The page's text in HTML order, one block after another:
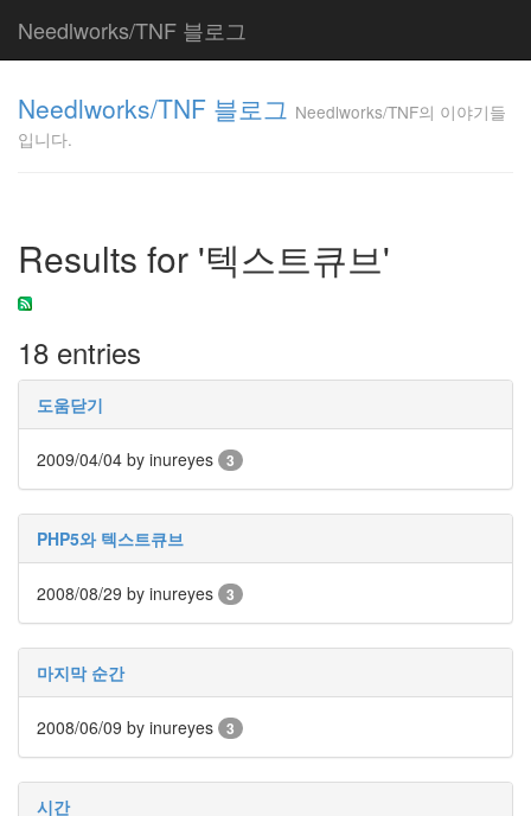
Needlworks/TNF 블로그
Needlworks/TNF 블로그 Needlworks/TNF의 이야기들
입니다.
Results for '텍스트큐브'
18 entries
도움닫기
2009/04/04 by inureyes 3
PHP5와 텍스트큐브
2008/08/29 by inureyes 3
마지막 순간
2008/06/09 by inureyes 3
시간
의 이야기들입니
Tag
Cloud
학
문
버
웹
xmlrpc
글
트
Social
Network